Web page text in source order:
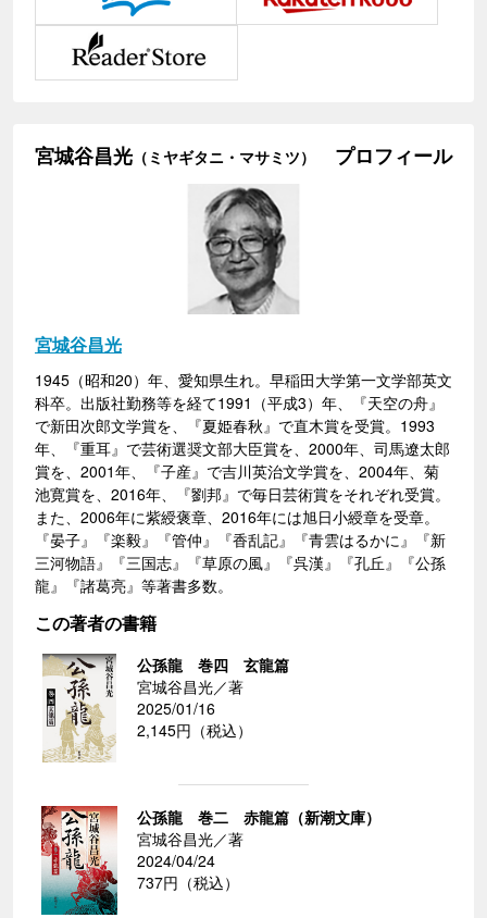
宮城谷昌光 （ミヤギタニ・マサミツ） プロフィール
宮城谷昌光
1945（昭和20）年、愛知県生れ。早稲田大学第一文学部英文
科卒。出版社勤務等を経て1991（平成3）年、『天空の舟』
で新田次郎文学賞を、『夏姫春秋』で直木賞を受賞。1993
年、『重耳』で芸術選奨文部大臣賞を、2000年、司馬遼太郎
賞を、2001年、『子産』で吉川英治文学賞を、2004年、菊
池寛賞を、2016年、『劉邦』で毎日芸術賞をそれぞれ受賞。
また、2006年に紫綬褒章、2016年には旭日小綬章を受章。
『晏子』『楽毅』『管仲』『香乱記』『青雲はるかに』『新
三河物語』『三国志』『草原の風』『呉漢』『孔丘』『公孫
龍』『諸葛亮』等著書多数。
この著者の書籍
公孫龍 巻四 玄龍篇
宮城谷昌光／著
2025/01/16
2,145円（税込）
公孫龍 巻二 赤龍篇（新潮文庫）
宮城谷昌光／著
2024/04/24
737円（税込）